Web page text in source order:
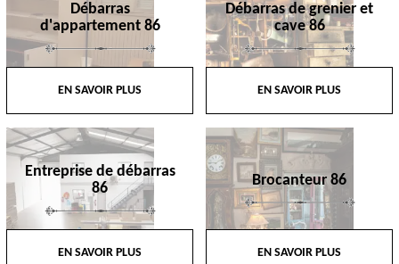
Débarras
d'appartement 86
EN SAVOIR PLUS
Débarras de grenier et
cave 86
EN SAVOIR PLUS
Entreprise de débarras
86
EN SAVOIR PLUS
Brocanteur 86
EN SAVOIR PLUS